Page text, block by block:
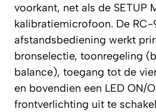
voorkant, net als de SETUP
kalibratiemicrofoon. De RC-
afstandsbediening werkt
bronselectie, toonregeling
balance), toegang tot de
en bovendien een LED ON/
frontverlichting uit te